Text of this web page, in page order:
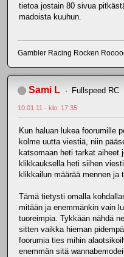
tietoa jostain 80 sivua
madoista kuuhun.
Gambler Racing Rocken
Sami L Fullspeed RC
10.01.11 - klo: 17.35
Kun haluan lukea foorumille
kolme uutta viestiä, niin
katsomaan heti tarkat
klikkauksella heti siihen
klikkailun määrää mennen ja
Tämä tietysti omalla
mitään ja enemmänkin vain
tuoreimpia. Tykkään nähdä
sitten vaikka hieman
foorumia ties mihin
enemmän sitä